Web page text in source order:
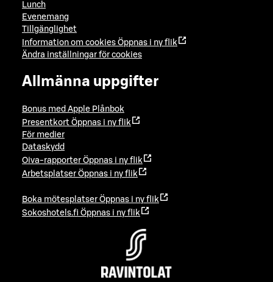
Lunch
Evenemang
Tillgänglighet
Information om cookies Öppnas i ny flik
Ändra inställningar för cookies
Allmänna uppgifter
Bonus med Apple Plånbok
Presentkort Öppnas i ny flik
För medier
Dataskydd
Oiva-rapporter Öppnas i ny flik
Arbetsplatser Öppnas i ny flik
Boka mötesplatser Öppnas i ny flik
Sokoshotels.fi Öppnas i ny flik